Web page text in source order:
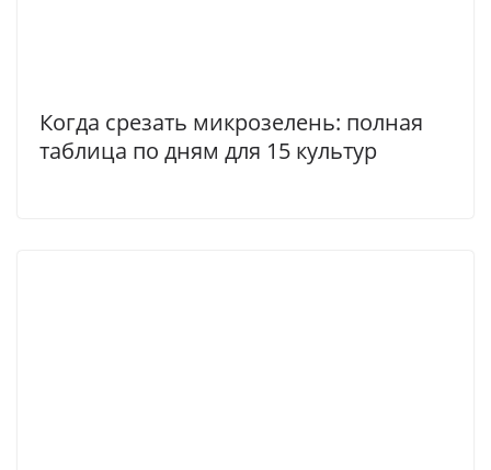
Когда срезать микрозелень: полная
таблица по дням для 15 культур